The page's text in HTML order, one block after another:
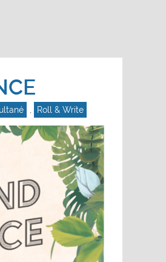
Roll & Write